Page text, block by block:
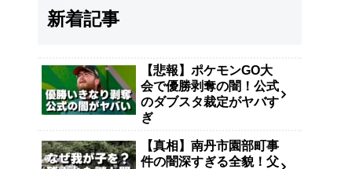
新着記事
【悲報】ポケモンGO大
会で優勝剥奪の闇！公式
のダブスタ裁定がヤバす
ぎ
【真相】南丹市園部町事
件の闇深すぎる全貌！父